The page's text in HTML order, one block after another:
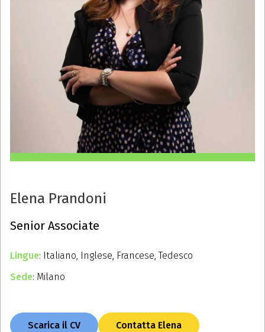
Elena Prandoni
Senior Associate
Lingue: Italiano, Inglese, Francese, Tedesco
Sede: Milano
Scarica il CV Contatta Elena